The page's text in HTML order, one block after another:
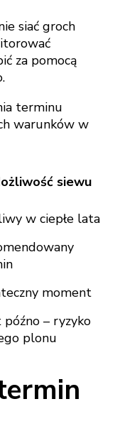
siać groch
za pomocą
terminu
warunków w
siewu
w ciepłe lata
moment
– ryzyko
plonu